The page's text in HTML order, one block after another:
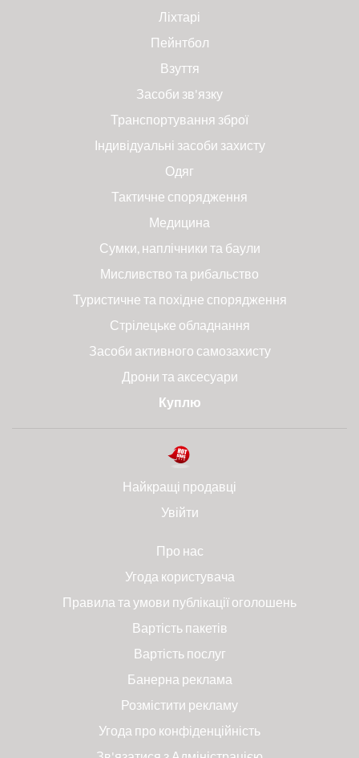
Ліхтарі
Пейнтбол
Взуття
Засоби зв'язку
Транспортування зброї
Індивідуальні засоби захисту
Одяг
Тактичне спорядження
Медицина
Сумки, наплічники та баули
Мисливство та рибальство
Туристичне та похідне спорядження
Стрілецьке обладнання
Засоби активного самозахисту
Дрони та аксесуари
Куплю
Найкращі продавці
Увійти
Про нас
Угода користувача
Правила та умови публікації оголошень
Вартість пакетів
Вартість послуг
Банерна реклама
Розмістити рекламу
Угода про конфіденційність